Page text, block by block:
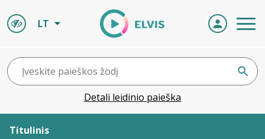
LT
Detali leidinio paieška
Titulinis